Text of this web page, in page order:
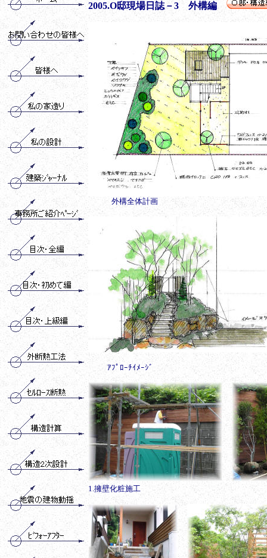
2005.O邸現場日誌－3 外構編
外構全体計画
ｱﾌﾟﾛｰﾁｲﾒｰｼﾞ
1.擁壁化粧施工